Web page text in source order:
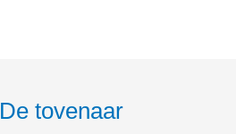
De tovenaar